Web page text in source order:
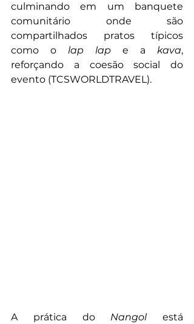
culminando em um banquete
comunitário onde são
compartilhados pratos típicos
como o lap lap e a kava,
reforçando a coesão social do
evento (TCSWORLDTRAVEL).
A prática do Nangol está